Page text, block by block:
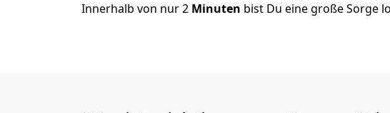
Innerhalb von nur 2 Minuten bist Du eine große Sorge